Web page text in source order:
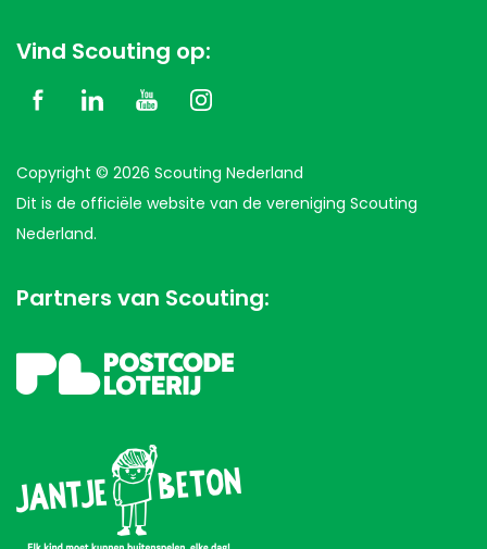
Vind Scouting op:
Copyright © 2026 Scouting Nederland
Dit is de officiële website van de vereniging Scouting
Nederland.
Partners van Scouting: